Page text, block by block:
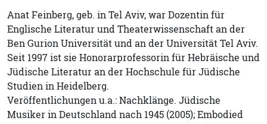
Anat Feinberg, geb. in Tel Aviv, war Dozentin für
Englische Literatur und Theaterwissenschaft an der
Ben Gurion Universität und an der Universität Tel Aviv.
Seit 1997 ist sie Honorarprofessorin für Hebräische und
Jüdische Literatur an der Hochschule für Jüdische
Studien in Heidelberg.
Veröffentlichungen u.a.: Nachklänge. Jüdische
Musiker in Deutschland nach 1945 (2005); Embodied